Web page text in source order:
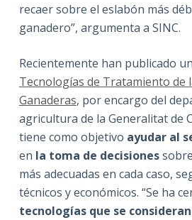
recaer sobre el eslabón más
ganadero”, argumenta a SINC.
Recientemente han publicado
Tecnologías de Tratamiento de
Ganaderas, por encargo del
agricultura de la Generalitat de
tiene como objetivo ayudar al
en la toma de decisiones
más adecuadas en cada caso,
técnicos y económicos. “Se ha
tecnologías que se